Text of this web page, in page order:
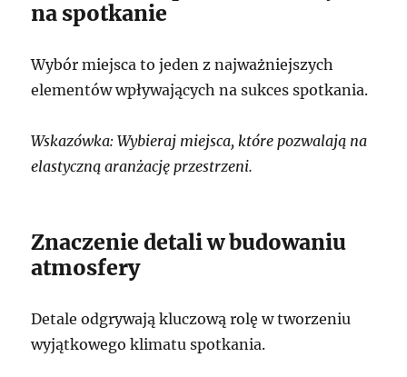
na spotkanie
Wybór miejsca to jeden z najważniejszych
elementów wpływających na sukces spotkania.
Wskazówka: Wybieraj miejsca, które pozwalają na
elastyczną aranżację przestrzeni.
Znaczenie detali w budowaniu
atmosfery
Detale odgrywają kluczową rolę w tworzeniu
wyjątkowego klimatu spotkania.